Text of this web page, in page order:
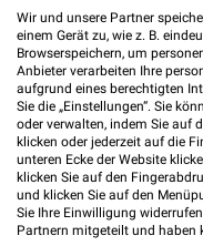
212,46 km
Ernsting's
Markt 10-13
04626
Heute
194,72 km
Wir und unsere Partner
einem Gerät zu, wie z. B.
Browserspeichern, um
Anbieter verarbeiten Ihre
aufgrund eines berechtigten
Sie die „Einstellungen“. Sie
oder verwalten, indem Sie auf
klicken oder jederzeit auf die
unteren Ecke der Website
klicken Sie auf den
und klicken Sie auf den
Sie Ihre Einwilligung
Partnern mitgeteilt und haben